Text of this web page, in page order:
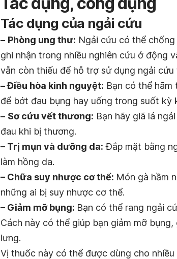
Tác dụng của ngải cứu
– Phòng ung thư: Ngải cứu có thể
ghi nhận trong nhiều nghiên cứu ở động
vẫn còn thiếu để hỗ trợ sử dụng ngải cứu
– Điều hòa kinh nguyệt: Bạn có thể
để bớt đau bụng hay uống trong suốt kỳ
– Sơ cứu vết thương: Bạn hãy giã lá
đau khi bị thương.
– Trị mụn và dưỡng da: Đắp mặt bằng
làm hồng da.
– Chữa suy nhược cơ thể: Món gà hầm
những ai bị suy nhược cơ thể.
– Giảm mỡ bụng: Bạn có thể rang ngải
Cách này có thể giúp bạn giảm mỡ bụng,
lưng.
Vị thuốc này có thể được dùng cho